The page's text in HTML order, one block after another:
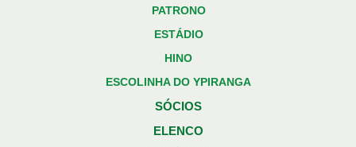
PATRONO
ESTÁDIO
HINO
ESCOLINHA DO YPIRANGA
SÓCIOS
ELENCO